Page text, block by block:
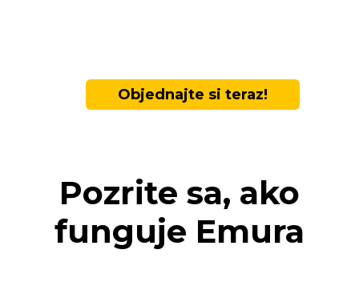
Objednajte si teraz!
Pozrite sa, ako
funguje Emura